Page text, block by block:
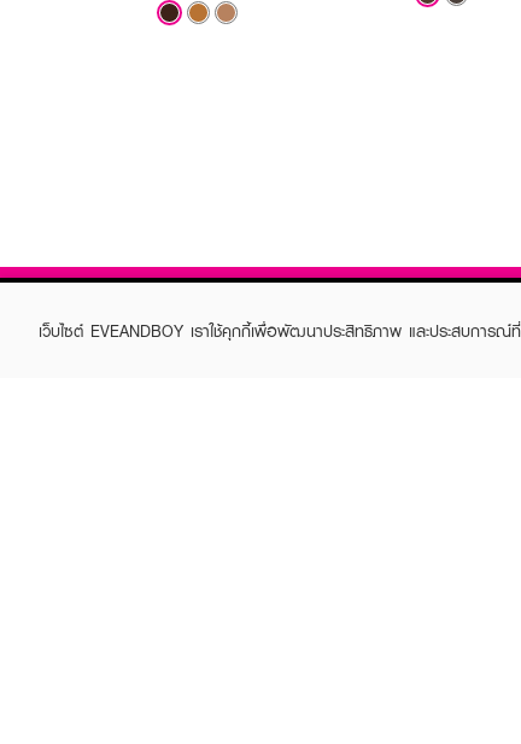
เว็บไซต์ EVEANDBOY เราใช้คุกกี้เพื่อพัฒนาประสิทธิภาพ และประสบการ